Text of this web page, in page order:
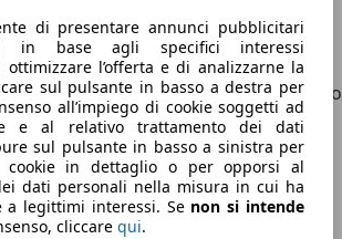
di presentare annunci pubblicitari
in base agli specifici interessi
ottimizzare l’offerta e di analizzarne la
sul pulsante in basso a destra per
all’impiego di cookie soggetti ad
e al relativo trattamento dei dati
sul pulsante in basso a sinistra per
cookie in dettaglio o per opporsi al
dati personali nella misura in cui ha
a legittimi interessi. Se non si intende
cliccare qui.
è disponibile in un’unica versione a
la Panamera V6 “base”.
2.9 V6 biturbo da 354 CV, pesa poco
ed è dotata dell’eccellente cambio
a 8 rapporti, di serie su tutte le
V6 lo ritroviamo sullaPanamera
integrale della “base”, e sulle due
la4 E-Hybrid da 470 CV
E-Hybrid, da ben 544 CV